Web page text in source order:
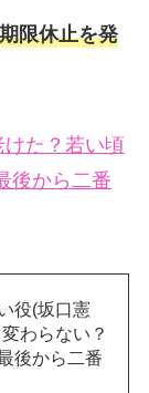
限休止を発
けた？若い頃
後から二番
役(坂口憲
わらない？
後から二番